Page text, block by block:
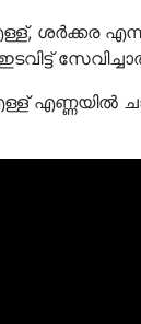
ശർക്കര
എണ്ണയിൽ